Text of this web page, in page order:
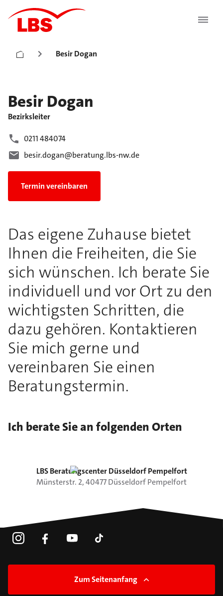
Besir Dogan
Besir Dogan
Bezirksleiter
0211 484074
besir.dogan@beratung.lbs-nw.de
Termin vereinbaren
Das eigene Zuhause bietet
Ihnen die Freiheiten, die Sie
sich wünschen. Ich berate Sie
individuell und vor Ort zu den
wichtigsten Schritten, die
dazu gehören. Kontaktieren
Sie mich gerne und
vereinbaren Sie einen
Beratungstermin.
Ich berate Sie an folgenden Orten
LBS Beratungscenter Düsseldorf Pempelfort
Münsterstr. 2,40477DüsseldorfPempelfort
Zum Seitenanfang